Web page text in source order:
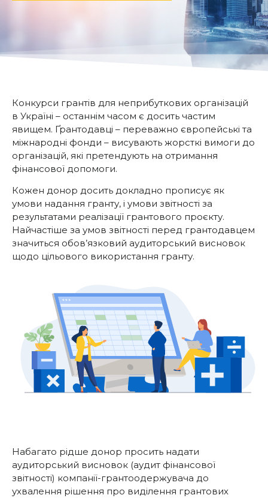
Конкурси грантів для неприбуткових організацій
в Україні – останнім часом є досить частим
явищем. Ґрантодавці – переважно європейські та
міжнародні фонди – висувають жорсткі вимоги до
організацій, які претендують на отримання
фінансової допомоги.
Кожен донор досить докладно прописує як
умови надання гранту, і умови звітності за
результатами реалізації грантового проєкту.
Найчастіше за умов звітності перед грантодавцем
значиться обов’язковий аудиторський висновок
щодо цільового використання гранту.
Набагато рідше донор просить надати
аудиторський висновок (аудит фінансової
звітності) компанії-грантоодержувача до
ухвалення рішення про виділення грантових